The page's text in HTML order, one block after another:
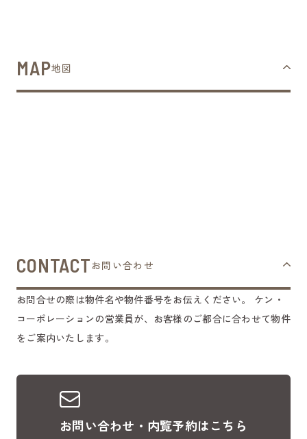
MAP地図
CONTACT お問い合わせ
お問合せの際は物件名や物件番号をお伝えください。
ケン・
コーポレーションの営業員が、お客様のご都合に合わせて物件
をご案内いたします。
お問い合わせ・内覧予約はこちら